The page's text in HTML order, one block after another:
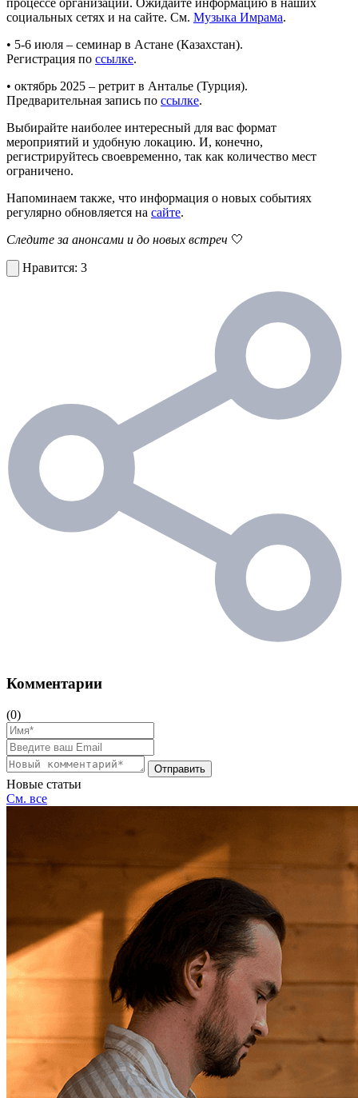
процессе организации. Ожидайте информацию в наших
социальных сетях и на сайте. См. Музыка Имрама.
• 5-6 июля – семинар в Астане (Казахстан).
Регистрация по ссылке.
• октябрь 2025 – ретрит в Анталье (Турция).
Предварительная запись по ссылке.
Выбирайте наиболее интересный для вас формат
мероприятий и удобную локацию. И, конечно,
регистрируйтесь своевременно, так как количество мест
ограничено.
Напоминаем также, что информация о новых событиях
регулярно обновляется на сайте.
Следите за анонсами и до новых встреч 🤍
3
Комментарии
(0)
Отправить
Новые статьи
См. все